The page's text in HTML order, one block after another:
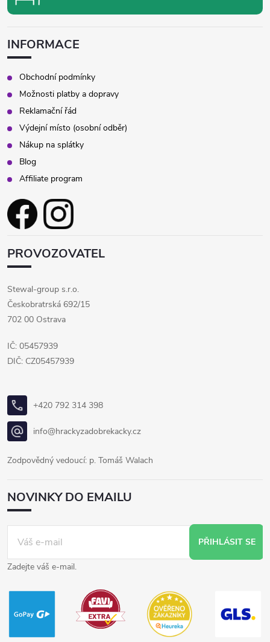
INFORMACE
Obchodní podmínky
Možnosti platby a dopravy
Reklamační řád
Výdejní místo (osobní odběr)
Nákup na splátky
Blog
Affiliate program
PROVOZOVATEL
Stewal-group s.r.o.
Českobratrská 692/15
702 00 Ostrava
IČ: 05457939
DIČ: CZ05457939
+420 792 314 398
info@hrackyzadobrekacky.cz
Zodpovědný vedoucí: p. Tomáš Walach
NOVINKY DO EMAILU
PŘIHLÁSIT SE
Zadejte váš e-mail.